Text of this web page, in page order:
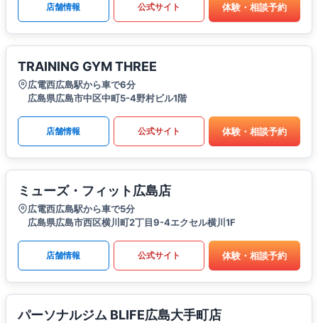
店舗情報 公式サイト 体験・相談予約
TRAINING GYM THREE
広電西広島駅から車で6分
広島県広島市中区中町5-4野村ビル1階
店舗情報 公式サイト 体験・相談予約
ミューズ・フィット広島店
広電西広島駅から車で5分
広島県広島市西区横川町2丁目9-4エクセル横川1F
店舗情報 公式サイト 体験・相談予約
パーソナルジム BLIFE広島大手町店